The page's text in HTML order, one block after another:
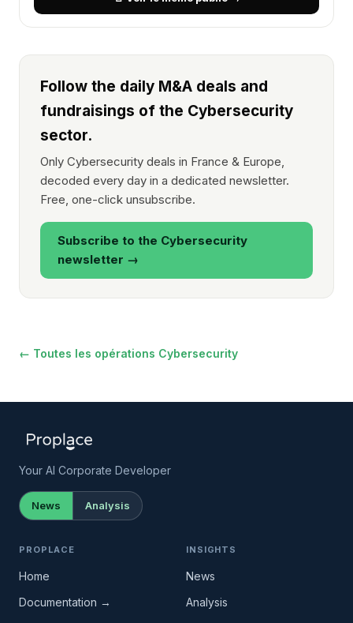
Follow the daily M&A deals and
fundraisings of the Cybersecurity
sector.
Only Cybersecurity deals in France & Europe,
decoded every day in a dedicated newsletter.
Free, one-click unsubscribe.
Subscribe to the Cybersecurity
newsletter →
← Toutes les opérations Cybersecurity
Your AI Corporate Developer
News Analysis
PROPLACE
Home
Documentation →
INSIGHTS
News
Analysis